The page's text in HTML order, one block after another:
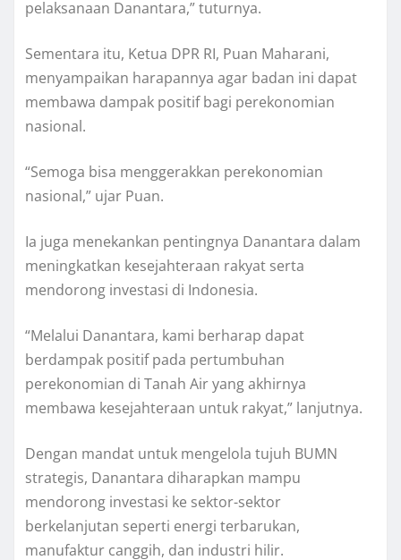
pelaksanaan Danantara,” tuturnya.
Sementara itu, Ketua DPR RI, Puan Maharani,
menyampaikan harapannya agar badan ini dapat
membawa dampak positif bagi perekonomian
nasional.
“Semoga bisa menggerakkan perekonomian
nasional,” ujar Puan.
Ia juga menekankan pentingnya Danantara dalam
meningkatkan kesejahteraan rakyat serta
mendorong investasi di Indonesia.
“Melalui Danantara, kami berharap dapat
berdampak positif pada pertumbuhan
perekonomian di Tanah Air yang akhirnya
membawa kesejahteraan untuk rakyat,” lanjutnya.
Dengan mandat untuk mengelola tujuh BUMN
strategis, Danantara diharapkan mampu
mendorong investasi ke sektor-sektor
berkelanjutan seperti energi terbarukan,
manufaktur canggih, dan industri hilir.